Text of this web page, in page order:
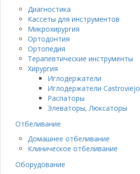
Диагностика
Кассеты для инструментов
Микрохирургия
Ортодонтия
Ортопедия
Терапевтические инструменты
Хирургия
Иглодержатели
Иглодержатели Castroviejo
Распаторы
Элеваторы, Люксаторы
Отбеливание
Домашнее отбеливание
Клиническое отбеливание
Оборудование